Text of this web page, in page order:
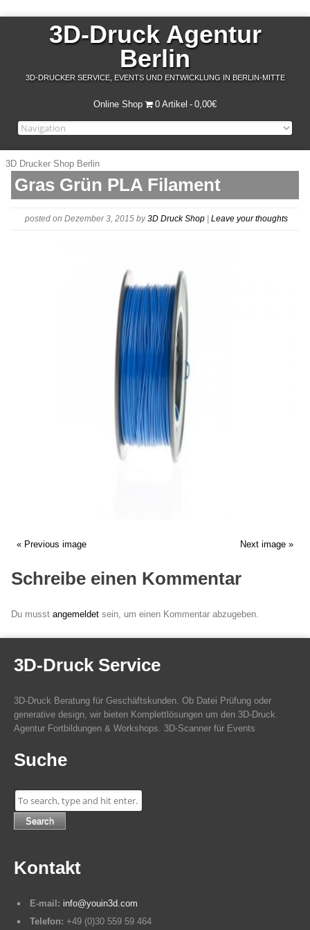
3D-Druck Agentur
Berlin
3D-DRUCKER SERVICE, EVENTS UND ENTWICKLUNG IN BERLIN-MITTE
Online Shop 0 Artikel 0,00€
3D Drucker Shop Berlin
Gras Grün PLA Filament
posted on Dezember 3, 2015 by3D Druck Shop Leave your thoughts
Next image »
« Previous image
Schreibe einen Kommentar
Du musst angemeldet sein, um einen Kommentar abzugeben.
3D-Druck Service
3D-Druck Beratung für Geschäftskunden. Ob Datei Prüfung oder
generative design, wir bieten Komplettlösungen um den 3D-Druck.
Agentur Fortbildungen & Workshops. 3D-Scanner für Events
Suche
Search
Kontakt
E-mail: info@youin3d.com
Telefon: +49 (0)30 559 59 464